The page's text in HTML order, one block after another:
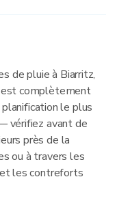
de pluie à Biarritz,
complètement
le plus
vérifiez avant de
près de la
ou à travers les
les contreforts